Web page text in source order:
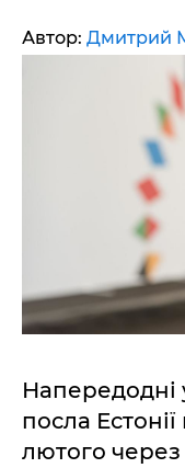
Автор: Дмитрий
посла
лютого